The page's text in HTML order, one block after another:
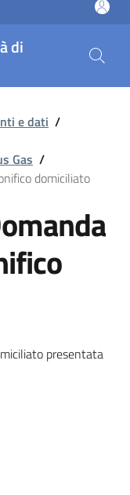
di
e dati /
Gas /
domiciliato
presentata